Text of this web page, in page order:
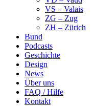
VS – Valais
ZG – Zug
ZH – Zürich
Bund
Podcasts
Geschichte
Design
News
Über uns
FAQ / Hilfe
Kontakt